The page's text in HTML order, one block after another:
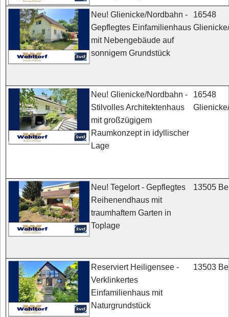
Neu! Glienicke/Nordbahn -
Gepflegtes Einfamilienhaus
mit Nebengebäude auf
sonnigem Grundstück
16548
Neu! Glienicke/Nordbahn -
Stilvolles Architektenhaus
mit großzügigem
Raumkonzept in idyllischer
Lage
16548
Neu! Tegelort - Gepflegtes
Reihenendhaus mit
traumhaftem Garten in
Toplage
13505
Reserviert Heiligensee -
Verklinkertes
Einfamilienhaus mit
Naturgrundstück
13503